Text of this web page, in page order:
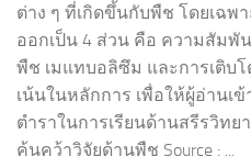
ต่าง ๆ ที่เกิดขึ้นกับพืช โดยเฉพ
ออกเป็น 4 ส่วน คือ ความสัมพั
พืช เมแทบอลิซึม และการเติบ
เน้นในหลักการ เพื่อให้ผู้อ่านเ
ตำราในการเรียนด้านสรีรวิทย
ค้นคว้าวิจัยด้านพืช Source : ...